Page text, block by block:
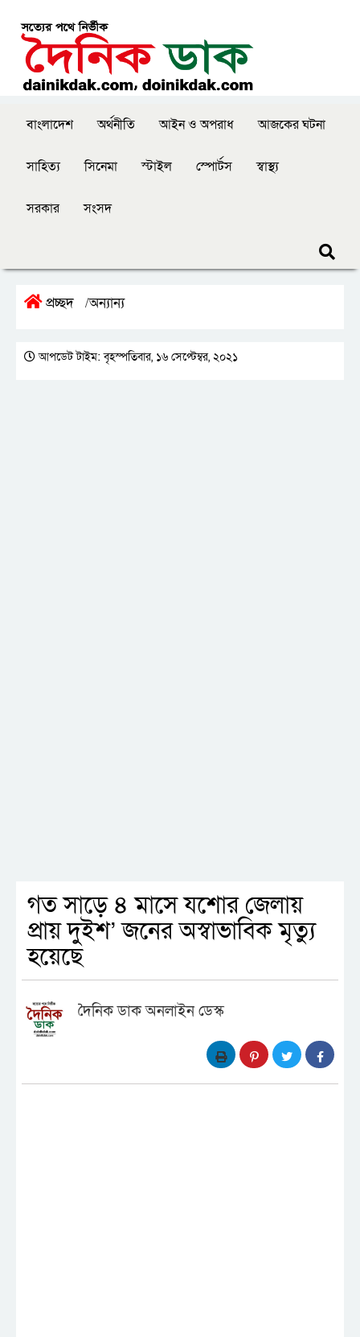
বাংলাদেশ অর্থনীতি আইন ও অপরাধ আজকের ঘটনা
সাহিত্য সিনেমা স্টাইল স্পোর্টস স্বাস্থ্য
সরকার সংসদ
প্রচ্ছদ /অন্যান্য
আপডেট টাইম: বৃহস্পতিবার, ১৬ সেপ্টেম্বর, ২০২১
গত সাড়ে ৪ মাসে যশোর জেলায়
প্রায় দুইশ’ জনের অস্বাভাবিক মৃত্যু
হয়েছে
দৈনিক ডাক অনলাইন ডেস্ক